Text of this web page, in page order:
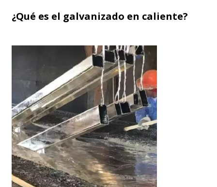
¿Qué es el galvanizado en caliente?